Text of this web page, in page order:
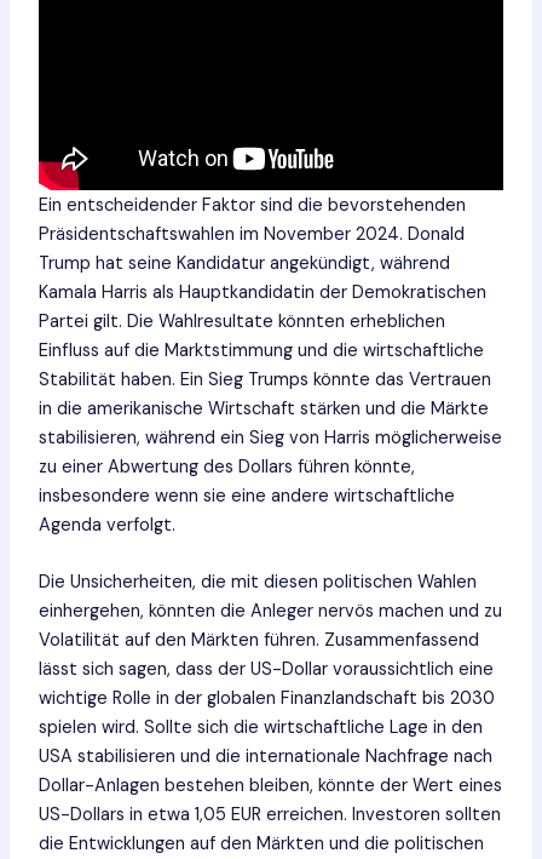
Ein entscheidender Faktor sind die bevorstehenden
Präsidentschaftswahlen im November 2024. Donald
Trump hat seine Kandidatur angekündigt, während
Kamala Harris als Hauptkandidatin der Demokratischen
Partei gilt. Die Wahlresultate könnten erheblichen
Einfluss auf die Marktstimmung und die wirtschaftliche
Stabilität haben. Ein Sieg Trumps könnte das Vertrauen
in die amerikanische Wirtschaft stärken und die Märkte
stabilisieren, während ein Sieg von Harris möglicherweise
zu einer Abwertung des Dollars führen könnte,
insbesondere wenn sie eine andere wirtschaftliche
Agenda verfolgt.
Die Unsicherheiten, die mit diesen politischen Wahlen
einhergehen, könnten die Anleger nervös machen und zu
Volatilität auf den Märkten führen. Zusammenfassend
lässt sich sagen, dass der US-Dollar voraussichtlich eine
wichtige Rolle in der globalen Finanzlandschaft bis 2030
spielen wird. Sollte sich die wirtschaftliche Lage in den
USA stabilisieren und die internationale Nachfrage nach
Dollar-Anlagen bestehen bleiben, könnte der Wert eines
US-Dollars in etwa 1,05 EUR erreichen. Investoren sollten
die Entwicklungen auf den Märkten und die politischen